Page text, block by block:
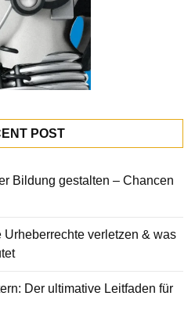
POST
Bildung gestalten – Chancen
Urheberrechte verletzen & was
Der ultimative Leitfaden für